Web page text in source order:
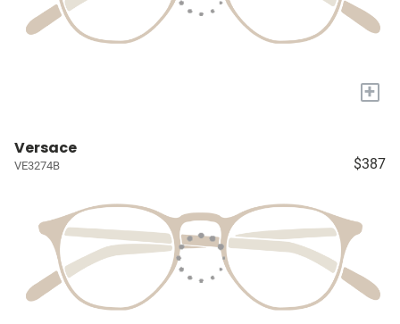
+
Versace
VE3274B $387